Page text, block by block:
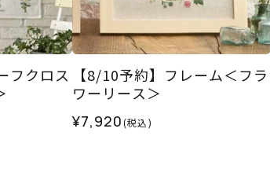
フクロス
【8/10予約】フレーム＜フラ
ワーリース＞
¥7,920(税込)